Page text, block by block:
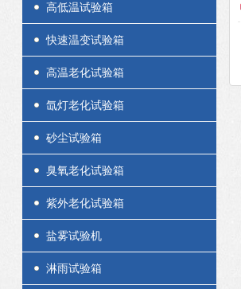
高低温试验箱
快速温变试验箱
高温老化试验箱
氙灯老化试验箱
砂尘试验箱
臭氧老化试验箱
紫外老化试验箱
盐雾试验机
淋雨试验箱